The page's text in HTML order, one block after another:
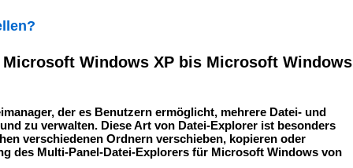
Windows XP bis Microsoft Windows
der es Benutzern ermöglicht, mehrere Datei- und
zu verwalten. Diese Art von Datei-Explorer ist besonders
verschiedenen Ordnern verschieben, kopieren oder
des Multi-Panel-Datei-Explorers für Microsoft Windows von